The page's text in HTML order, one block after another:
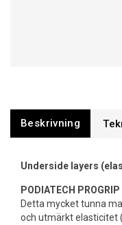
Beskrivning
Underside layers
PODIATECH
Detta mycket tunna
och utmärkt elasticitet